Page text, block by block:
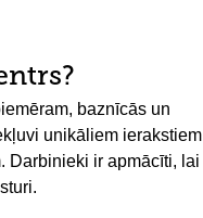
baznīcās un
unikāliem ierakstiem
Darbinieki ir apmācīti, lai